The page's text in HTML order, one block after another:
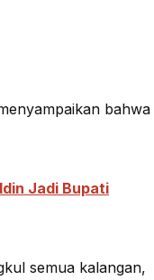
bahwa
Jadi Bupati
semua kalangan,